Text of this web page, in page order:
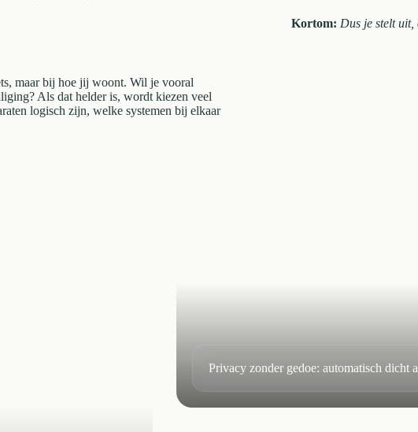
Kortom: Dus je stelt uit,
maar bij hoe jij woont. Wil je vooral
Als dat helder is, wordt kiezen veel
logisch zijn, welke systemen bij elkaar
Privacy zonder gedoe: automatisch dicht